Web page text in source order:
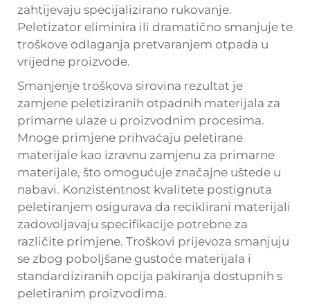
zahtijevaju specijalizirano rukovanje.
Peletizator eliminira ili dramatično smanjuje te
troškove odlaganja pretvaranjem otpada u
vrijedne proizvode.
Smanjenje troškova sirovina rezultat je
zamjene peletiziranih otpadnih materijala za
primarne ulaze u proizvodnim procesima.
Mnoge primjene prihvaćaju peletirane
materijale kao izravnu zamjenu za primarne
materijale, što omogućuje značajne uštede u
nabavi. Konzistentnost kvalitete postignuta
peletiranjem osigurava da reciklirani materijali
zadovoljavaju specifikacije potrebne za
različite primjene. Troškovi prijevoza smanjuju
se zbog poboljšane gustoće materijala i
standardiziranih opcija pakiranja dostupnih s
peletiranim proizvodima.